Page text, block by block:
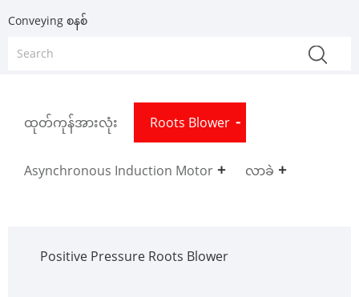
Conveying စနစ်
ထုတ်ကုန်အားလုံး Roots Blower
Asynchronous Induction Motor လာခဲ
Positive Pressure Roots Blower